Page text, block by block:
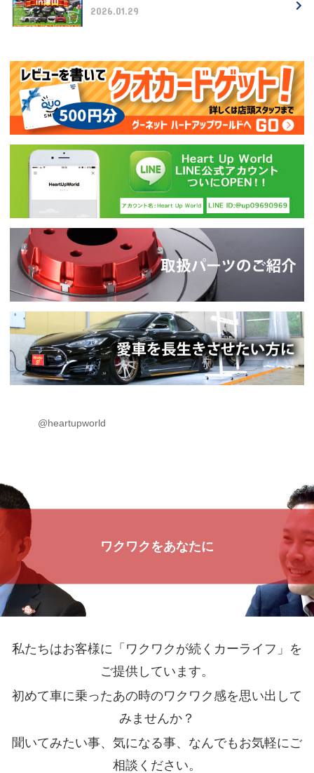
2026.01.29
@heartupworld
ワクワクをあなたに
私たちはお客様に「ワクワクが続くカーライフ」を
ご提供しています。
初めて車に乗ったあの時のワクワク感を思い出して
みませんか？
聞いてみたい事、気になる事、なんでもお気軽にご
相談ください。